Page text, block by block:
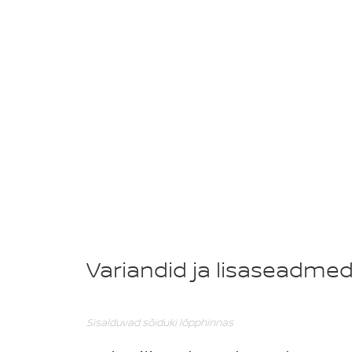
Variandid ja
Sisalduvad sõiduki lõpphinnas